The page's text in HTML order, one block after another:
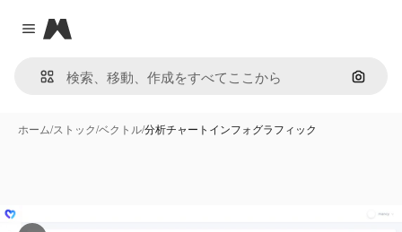
Close menu
Magnific
画像で
ホーム/ストック/ベクトル/分析チャートインフォグラフィック